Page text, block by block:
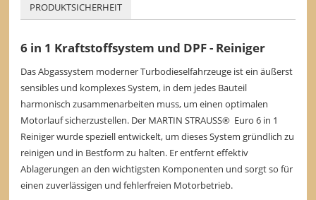
PRODUKTSICHERHEIT
6 in 1 Kraftstoffsystem und DPF - Reiniger
Das Abgassystem moderner Turbodieselfahrzeuge ist ein äußerst
sensibles und komplexes System, in dem jedes Bauteil
harmonisch zusammenarbeiten muss, um einen optimalen
Motorlauf sicherzustellen. Der MARTIN STRAUSS® Euro 6 in 1
Reiniger wurde speziell entwickelt, um dieses System gründlich zu
reinigen und in Bestform zu halten. Er entfernt effektiv
Ablagerungen an den wichtigsten Komponenten und sorgt so für
einen zuverlässigen und fehlerfreien Motorbetrieb.